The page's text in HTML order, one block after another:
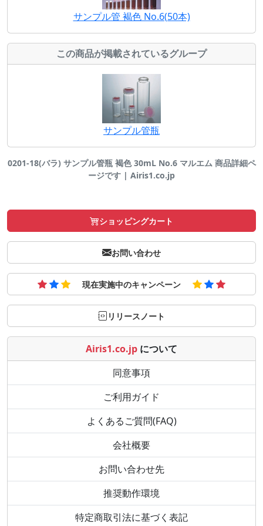
サンプル管 褐色 No.6(50本)
この商品が掲載されているグループ
サンプル管瓶
0201-18(バラ) サンプル管瓶 褐色 30mL No.6 マルエム 商品詳細ペ
ージです | Airis1.co.jp
ショッピングカート
お問い合わせ
現在実施中のキャンペーン
リリースノート
Airis1.co.jp について
同意事項
ご利用ガイド
よくあるご質問(FAQ)
会社概要
お問い合わせ先
推奨動作環境
特定商取引法に基づく表記